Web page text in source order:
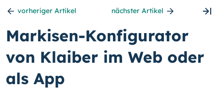
vorheriger Artikel nächster Artikel
Markisen-Konfigurator
von Klaiber im Web oder
als App